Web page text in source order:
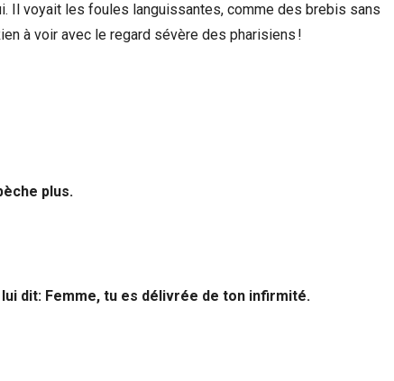
Il voyait les foules languissantes, comme des brebis sans
à voir avec le regard sévère des pharisiens !
plus.
dit: Femme, tu es délivrée de ton infirmité.